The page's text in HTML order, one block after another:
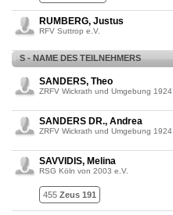
RUMBERG, Justus
RFV Suttrop e.V.
S - NAME DES TEILNEHMERS
SANDERS, Theo
ZRFV Wickrath und Umgebung 1924
SANDERS DR., Andrea
ZRFV Wickrath und Umgebung 1924
SAVVIDIS, Melina
RSG Köln von 2003 e.V.
455 Zeus 191